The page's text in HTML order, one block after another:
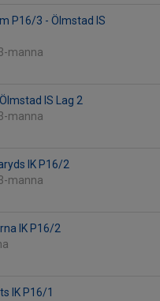
P16/3 - Ölmstad IS
manna
IS Lag 2
manna
IK P16/2
manna
IK P16/2
IK P16/1